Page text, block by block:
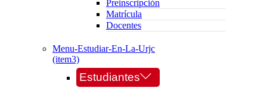
Preinscripción
Matrícula
Docentes
Menu-Estudiar-En-La-Urjc
(item3)
Estudiantes